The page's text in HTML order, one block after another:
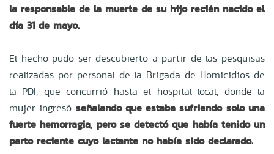
la responsable de la muerte de su hijo recién nacido el
día 31 de mayo.
El hecho pudo ser descubierto a partir de las pesquisas
realizadas por personal de la Brigada de Homicidios de
la PDI, que concurrió hasta el hospital local, donde la
mujer ingresó señalando que estaba sufriendo solo una
fuerte hemorragia, pero se detectó que había tenido un
parto reciente cuyo lactante no había sido declarado.